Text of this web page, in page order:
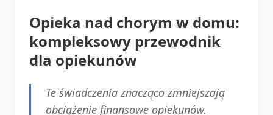
Opieka nad chorym w domu:
kompleksowy przewodnik
dla opiekunów
Te świadczenia znacząco zmniejszają
obciążenie finansowe opiekunów.